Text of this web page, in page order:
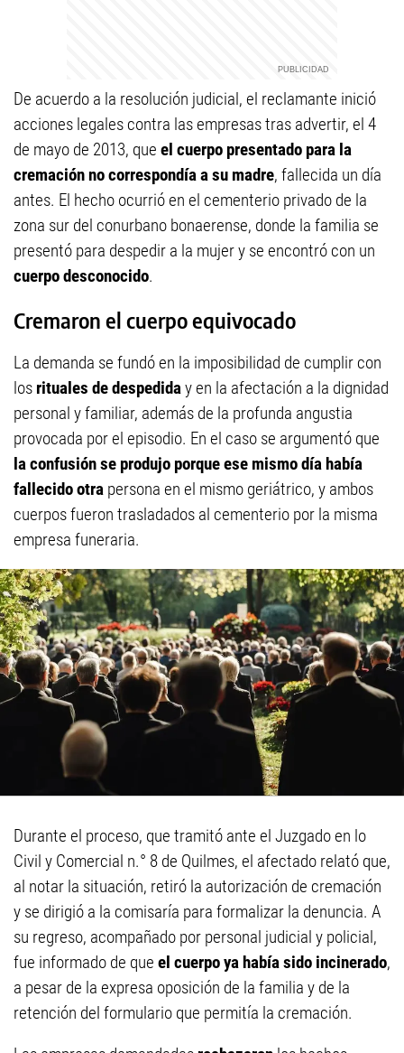
De acuerdo a la resolución judicial, el reclamante inició
acciones legales contra las empresas tras advertir, el 4
de mayo de 2013, que el cuerpo presentado para la
cremación no correspondía a su madre, fallecida un día
antes. El hecho ocurrió en el cementerio privado de la
zona sur del conurbano bonaerense, donde la familia se
presentó para despedir a la mujer y se encontró con un
cuerpo desconocido.
Cremaron el cuerpo equivocado
La demanda se fundó en la imposibilidad de cumplir con
los rituales de despediday en la afectación a la dignidad
personal y familiar, además de la profunda angustia
provocada por el episodio. En el caso se argumentó que
la confusión se produjo porque ese mismo día había
fallecido otra persona en el mismo geriátrico, y ambos
cuerpos fueron trasladados al cementerio por la misma
empresa funeraria.
Durante el proceso, que tramitó ante el Juzgado en lo
Civil y Comercial n.° 8 de Quilmes, el afectado relató que,
al notar la situación, retiró la autorización de cremación
y se dirigió a la comisaría para formalizar la denuncia. A
su regreso, acompañado por personal judicial y policial,
fue informado de que el cuerpo ya había sido incinerado,
a pesar de la expresa oposición de la familia y de la
retención del formulario que permitía la cremación.